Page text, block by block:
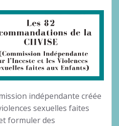
indépendante créée
sexuelles faites
formuler des